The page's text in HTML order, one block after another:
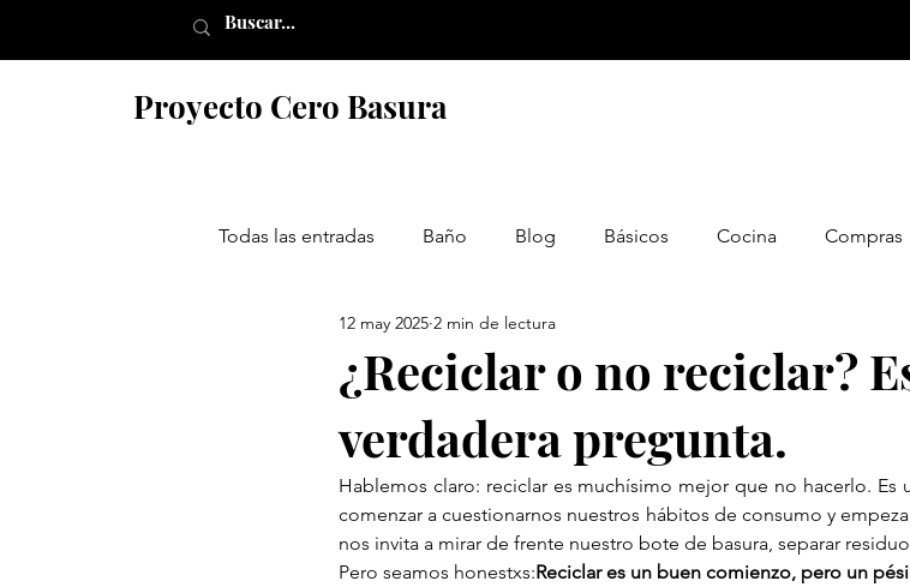
Proyecto Cero Basura
Todas las entradas Baño Blog Básicos Cocina Compras
Minimalismo Pensando global
La basura no es basura
¿Reciclar o no reciclar?
verdadera pregunta.
12 may 2025 2 min de lectura
Hablemos claro: reciclar es muchísimo mejor que no hacerlo. Es
comenzar a cuestionarnos nuestros hábitos de consumo y
nos invita a mirar de frente nuestro bote de basura, separar
Pero seamos honestxs:Reciclar es un buen comienzo, pero un